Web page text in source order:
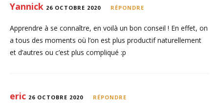
Yannick 26 OCTOBRE 2020 RÉPONDRE
Apprendre à se connaître, en voilà un bon conseil ! En effet, on
a tous des moments où l’on est plus productif naturellement
et d’autres ou c’est plus compliqué :p
eric 26 OCTOBRE 2020 RÉPONDRE